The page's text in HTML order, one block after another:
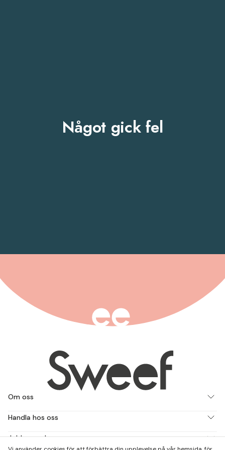
Något gick fel
Om oss
Handla hos oss
Jobba med oss